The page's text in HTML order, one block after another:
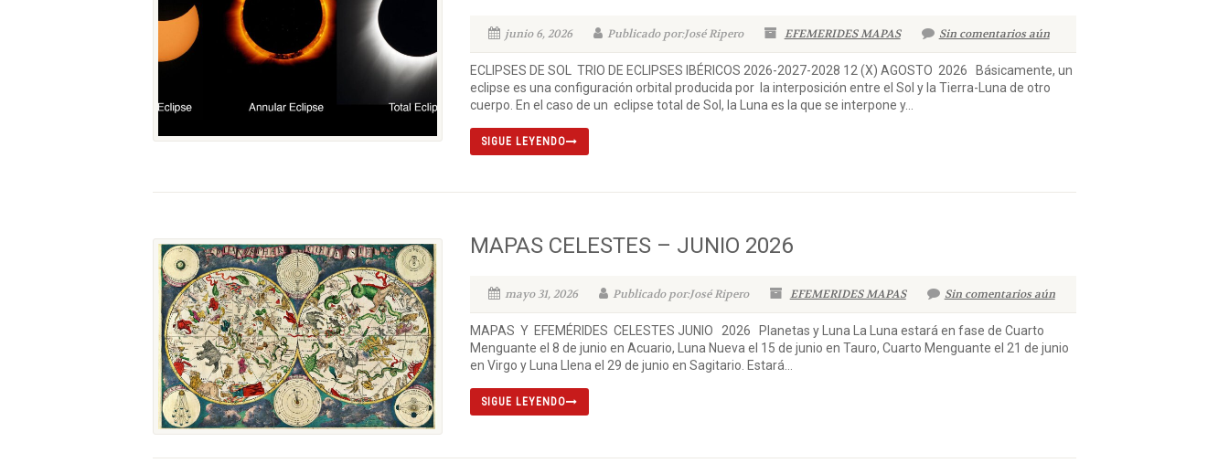
junio 6, 2026 Publicado por:José Ripero EFEMERIDES MAPAS Sin comentarios aún
ECLIPSES DE SOL TRIO DE ECLIPSES IBÉRICOS 2026-2027-2028 12 (X) AGOSTO 2026 Básicamente, un
eclipse es una configuración orbital producida por la interposición entre el Sol y la Tierra-Luna de otro
cuerpo. En el caso de un eclipse total de Sol, la Luna es la que se interpone y...
SIGUE LEYENDO
MAPAS CELESTES – JUNIO 2026
mayo 31, 2026 Publicado por:José Ripero EFEMERIDES MAPAS Sin comentarios aún
MAPAS Y EFEMÉRIDES CELESTES JUNIO 2026 Planetas y Luna La Luna estará en fase de Cuarto
Menguante el 8 de junio en Acuario, Luna Nueva el 15 de junio en Tauro, Cuarto Menguante el 21 de junio
en Virgo y Luna Llena el 29 de junio en Sagitario. Estará...
SIGUE LEYENDO